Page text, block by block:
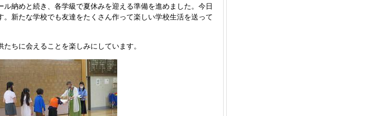
納めと続き、各学級で夏休みを迎える準備を進めました。今日
新たな学校でも友達をたくさん作って楽しい学校生活を送って
ちに会えることを楽しみにしています。